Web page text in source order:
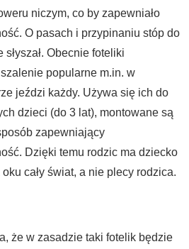
niczym, co by zapewniało
O pasach i przypinaniu stóp do
Obecnie foteliki
popularne m.in. w
jeździ każdy. Używa się ich do
dzieci (do 3 lat), montowane są
zapewniający
Dzięki temu rodzic ma dziecko
cały świat, a nie plecy rodzica.
że w zasadzie taki fotelik będzie